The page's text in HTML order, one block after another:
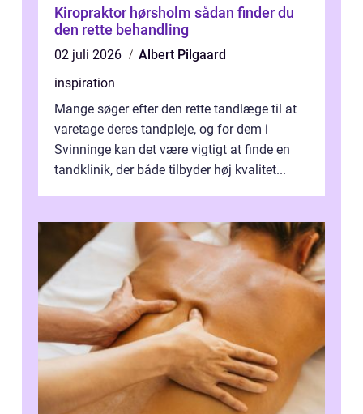
Kiropraktor hørsholm sådan finder du
den rette behandling
02 juli 2026
Albert Pilgaard
inspiration
Mange søger efter den rette tandlæge til at
varetage deres tandpleje, og for dem i
Svinninge kan det være vigtigt at finde en
tandklinik, der både tilbyder høj kvalitet...